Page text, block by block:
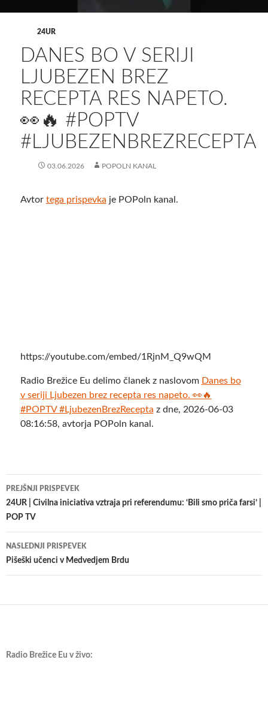
24UR
DANES BO V SERIJI
LJUBEZEN BREZ
RECEPTA RES NAPETO.
👀🔥 #POPTV
#LJUBEZENBREZRECEPTA
03.06.2026 POPOLN KANAL
Avtor tega prispevka je POPoln kanal.
https://youtube.com/embed/1RjnM_Q9wQM
Radio Brežice Eu delimo članek z naslovom Danes bo
v seriji Ljubezen brez recepta res napeto. 👀🔥
#POPTV #LjubezenBrezRecepta z dne, 2026-06-03
08:16:58, avtorja POPoln kanal.
Krmarjenje
po
PREJŠNJI PRISPEVEK
24UR | Civilna iniciativa vztraja pri referendumu: ‘Bili smo priča farsi’ |
POP TV
NASLEDNJI PRISPEVEK
Pišeški učenci v Medvedjem Brdu
Radio Brežice Eu v živo: